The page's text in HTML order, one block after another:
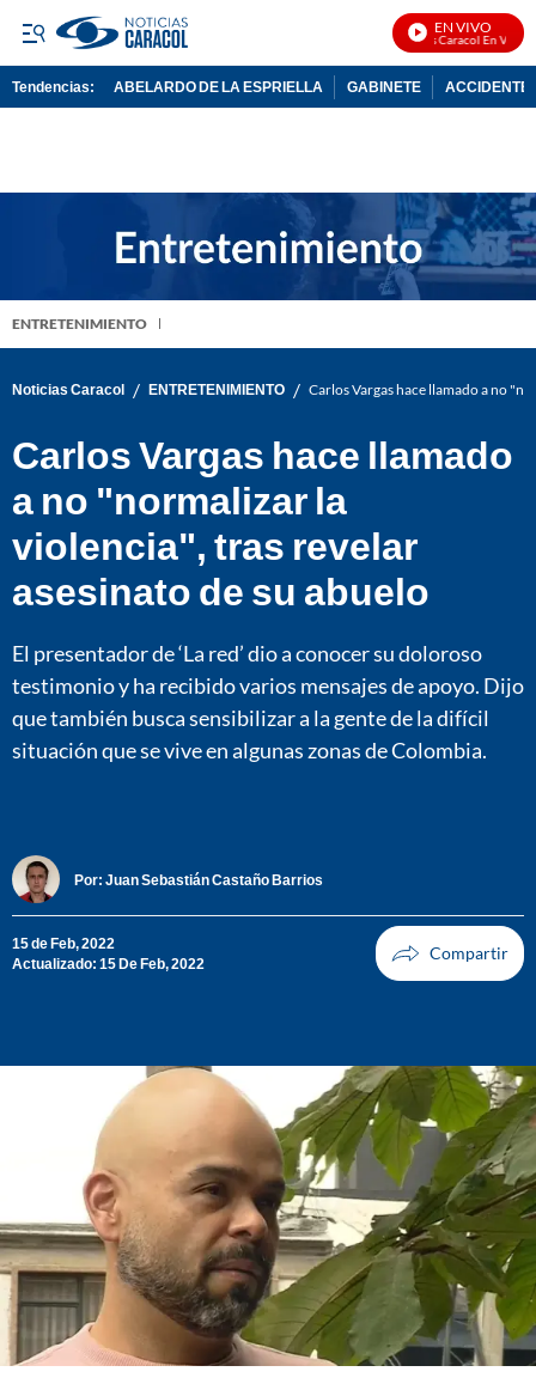
EN VIVO
Noticias Caracol En Vivo
Tendencias: ABELARDO DE LA ESPRIELLA GABINETE ACCIDENTE
ENTRETENIMIENTO
Noticias Caracol / ENTRETENIMIENTO / Carlos Vargas hace llamado a no
Carlos Vargas hace llamado
a no "normalizar la
violencia", tras revelar
asesinato de su abuelo
El presentador de ‘La red’ dio a conocer su doloroso
testimonio y ha recibido varios mensajes de apoyo. Dijo
que también busca sensibilizar a la gente de la difícil
situación que se vive en algunas zonas de Colombia.
Por: Juan Sebastián Castaño Barrios
15 de Feb, 2022
Actualizado: 15 De Feb, 2022